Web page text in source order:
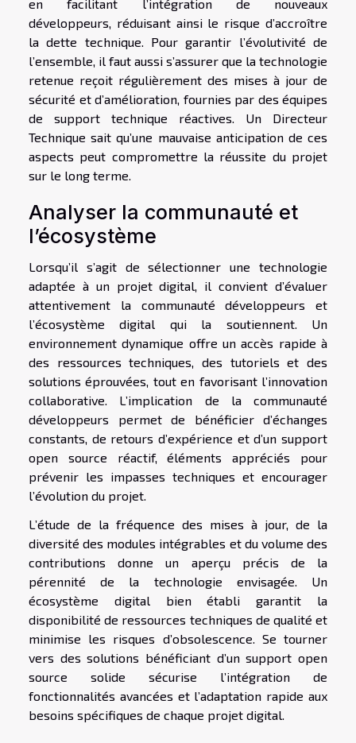
en facilitant l’intégration de nouveaux
développeurs, réduisant ainsi le risque d’accroître
la dette technique. Pour garantir l’évolutivité de
l’ensemble, il faut aussi s’assurer que la technologie
retenue reçoit régulièrement des mises à jour de
sécurité et d’amélioration, fournies par des équipes
de support technique réactives. Un Directeur
Technique sait qu’une mauvaise anticipation de ces
aspects peut compromettre la réussite du projet
sur le long terme.
Analyser la communauté et
l’écosystème
Lorsqu’il s’agit de sélectionner une technologie
adaptée à un projet digital, il convient d’évaluer
attentivement la communauté développeurs et
l’écosystème digital qui la soutiennent. Un
environnement dynamique offre un accès rapide à
des ressources techniques, des tutoriels et des
solutions éprouvées, tout en favorisant l’innovation
collaborative. L’implication de la communauté
développeurs permet de bénéficier d’échanges
constants, de retours d’expérience et d’un support
open source réactif, éléments appréciés pour
prévenir les impasses techniques et encourager
l’évolution du projet.
L’étude de la fréquence des mises à jour, de la
diversité des modules intégrables et du volume des
contributions donne un aperçu précis de la
pérennité de la technologie envisagée. Un
écosystème digital bien établi garantit la
disponibilité de ressources techniques de qualité et
minimise les risques d’obsolescence. Se tourner
vers des solutions bénéficiant d’un support open
source solide sécurise l’intégration de
fonctionnalités avancées et l’adaptation rapide aux
besoins spécifiques de chaque projet digital.